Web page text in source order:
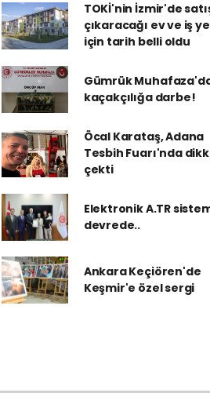
TOKİ'nin İzmir'de
çıkaracağı ev ve iş
için tarih belli oldu
Gümrük
kaçakçılığa darbe!
Öcal Karataş, Adana
Tesbih Fuarı'nda
çekti
Elektronik A.TR
devrede..
Ankara Keçiören'de
Keşmir'e özel sergi